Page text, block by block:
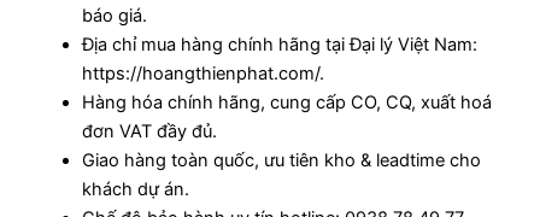
báo giá.
Địa chỉ mua hàng chính hãng tại Đại lý Việt Nam:
https://hoangthienphat.com/.
Hàng hóa chính hãng, cung cấp CO, CQ, xuất hoá
đơn VAT đầy đủ.
Giao hàng toàn quốc, ưu tiên kho & leadtime cho
khách dự án.